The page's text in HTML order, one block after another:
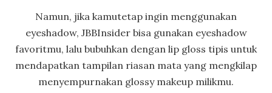
Namun, jika kamutetap ingin menggunakan
eyeshadow, JBBInsider bisa gunakan eyeshadow
favoritmu, lalu bubuhkan dengan lip gloss tipis untuk
mendapatkan tampilan riasan mata yang mengkilap
menyempurnakan glossy makeup milikmu.